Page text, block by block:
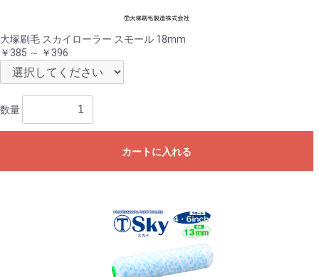
大塚刷毛 スカイローラー スモール 18mm
￥385 ～ ￥396
数量
カートに入れる